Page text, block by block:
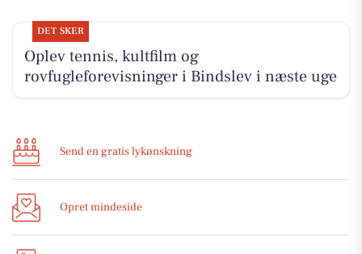
DET SKER
Oplev tennis, kultfilm og
rovfugleforevisninger i Bindslev i næste uge
Send en gratis lykønskning
Opret mindeside